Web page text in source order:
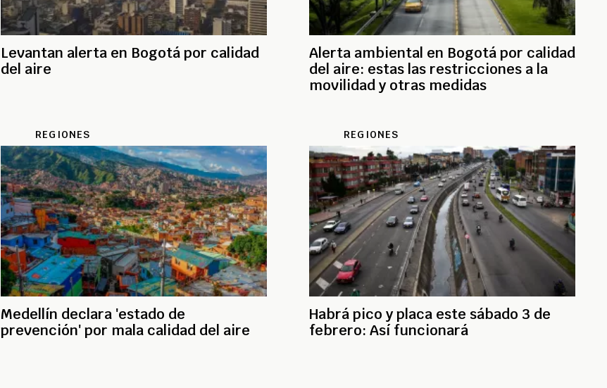
Levantan alerta en Bogotá por calidad
del aire
Alerta ambiental en Bogotá por calidad
del aire: estas las restricciones a la
movilidad y otras medidas
REGIONES
Medellín declara 'estado de
prevención' por mala calidad del aire
REGIONES
Habrá pico y placa este sábado 3 de
febrero: Así funcionará